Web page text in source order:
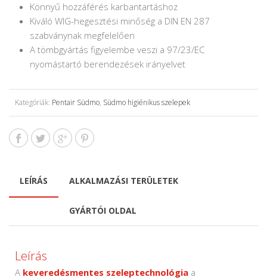
Könnyű hozzáférés karbantartáshoz
Kiváló WIG-hegesztési minőség a DIN EN 287
szabványnak megfelelően
A tömbgyártás figyelembe veszi a 97/23/EC
nyomástartó berendezések irányelvet
Kategóriák: Pentair Südmo, Südmo higiénikus szelepek
LEÍRÁS ALKALMAZÁSI TERÜLETEK
GYÁRTÓI OLDAL
Leírás
A keveredésmentes szeleptechnológia a